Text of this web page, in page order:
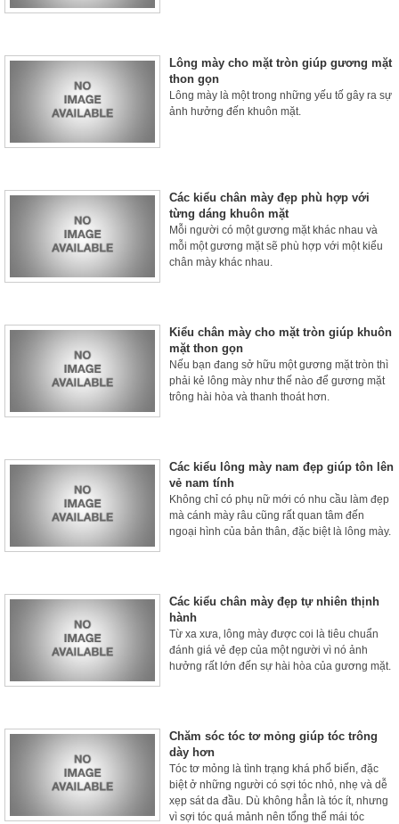
Lông mày cho mặt tròn giúp gương mặt
thon gọn
Lông mày là một trong những yếu tố gây ra sự
ảnh hưởng đến khuôn mặt.
Các kiểu chân mày đẹp phù hợp với
từng dáng khuôn mặt
Mỗi người có một gương mặt khác nhau và
mỗi một gương mặt sẽ phù hợp với một kiểu
chân mày khác nhau.
Kiểu chân mày cho mặt tròn giúp khuôn
mặt thon gọn
Nếu bạn đang sở hữu một gương mặt tròn thì
phải kẻ lông mày như thế nào để gương mặt
trông hài hòa và thanh thoát hơn.
Các kiểu lông mày nam đẹp giúp tôn lên
vẻ nam tính
Không chỉ có phụ nữ mới có nhu cầu làm đẹp
mà cánh mày râu cũng rất quan tâm đến
ngoại hình của bản thân, đặc biệt là lông mày.
Các kiểu chân mày đẹp tự nhiên thịnh
hành
Từ xa xưa, lông mày được coi là tiêu chuẩn
đánh giá vẻ đẹp của một người vì nó ảnh
hưởng rất lớn đến sự hài hòa của gương mặt.
Chăm sóc tóc tơ mỏng giúp tóc trông
dày hơn
Tóc tơ mỏng là tình trạng khá phổ biến, đặc
biệt ở những người có sợi tóc nhỏ, nhẹ và dễ
xẹp sát da đầu. Dù không hẳn là tóc ít, nhưng
vì sợi tóc quá mảnh nên tổng thể mái tóc